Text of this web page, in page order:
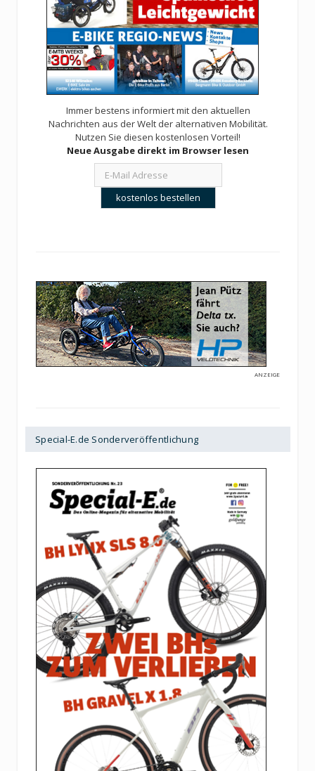
Immer bestens informiert mit den aktuellen
Nachrichten aus der Welt der alternativen Mobilität.
Nutzen Sie diesen kostenlosen Vorteil!
Neue Ausgabe direkt im Browser lesen
ANZEIGE
Special-E.de Sonderveröffentlichung